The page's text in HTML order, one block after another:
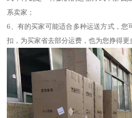
系卖家；
6、有的买家可能适合多种运送方式，您
扣，为买家省去部分运费，也为您挣得更